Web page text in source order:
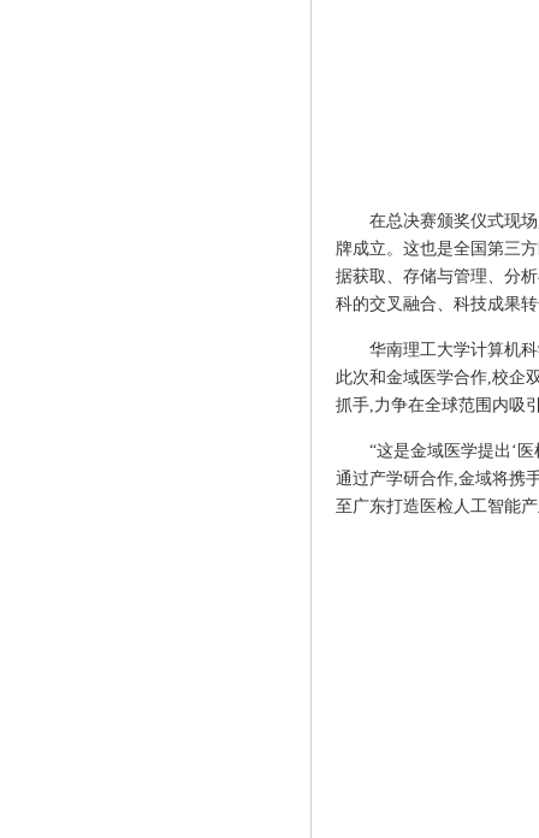
在总决赛颁奖仪式现
牌成立。这也是全国第三
据获取、存储与管理、分
科的交叉融合、科技成果
华南理工大学计算机
此次和金域医学合作,校企
抓手,力争在全球范围内吸
“这是金域医学提出‘
通过产学研合作,金域将携
至广东打造医检人工智能